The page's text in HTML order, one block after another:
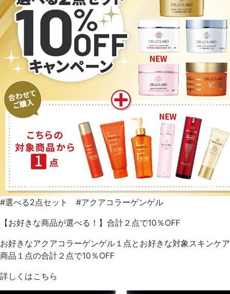
#選べる2点セット #アクアコラーゲンゲル
【お好きな商品が選べる！】合計２点で10％OFF
お好きなアクアコラーゲンゲル１点とお好きな対象スキンケア
商品１点の合計２点で10％OFF
詳しくはこちら